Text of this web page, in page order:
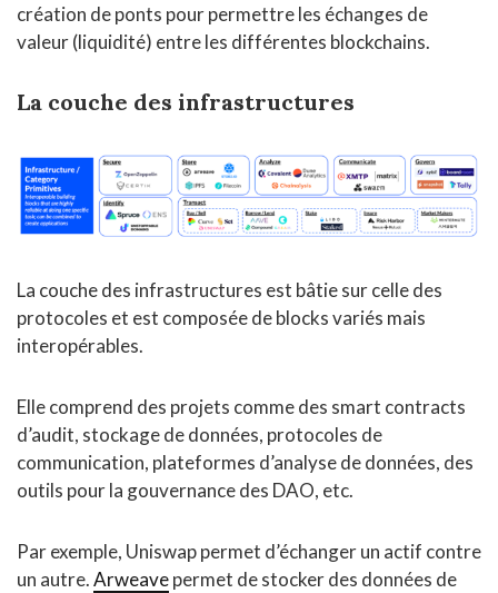
création de ponts pour permettre les échanges de
valeur (liquidité) entre les différentes blockchains.
La couche des infrastructures
La couche des infrastructures est bâtie sur celle des
protocoles et est composée de blocks variés mais
interopérables.
Elle comprend des projets comme des smart contracts
d’audit, stockage de données, protocoles de
communication, plateformes d’analyse de données, des
outils pour la gouvernance des DAO, etc.
Par exemple, Uniswap permet d’échanger un actif contre
un autre.Arweavepermet de stocker des données de